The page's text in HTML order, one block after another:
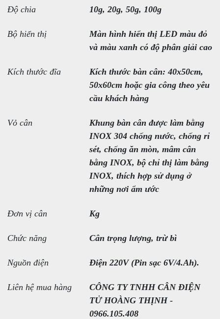
Độ chia 10g, 20g, 50g, 100g
Bộ hiển thị
Màn hình hiển thị LED màu đỏ
và màu xanh có độ phân giải cao
Kích thước đĩa
Kích thước bàn cân: 40x50cm,
50x60cm hoặc gia công theo yêu
cầu khách hàng
Vỏ cân
Khung bàn cân được làm bằng
INOX 304 chống nước, chống rỉ
sét, chống ăn mòn, mâm cân
bằng INOX, bộ chỉ thị làm bằng
INOX, thích hợp sử dụng ở
những nơi ẩm ước
Đơn vị cân Kg
Chức năng Cân trọng lượng, trừ bì
Nguồn điện Điện 220V (Pin sạc 6V/4.Ah).
Liên hệ mua hàng
CÔNG TY TNHH CÂN ĐIỆN
TỬ HOÀNG THỊNH -
0966.105.408